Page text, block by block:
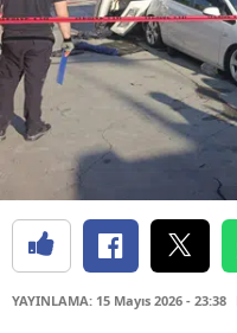
YAYINLAMA: 15 Mayıs 2026 - 23:38